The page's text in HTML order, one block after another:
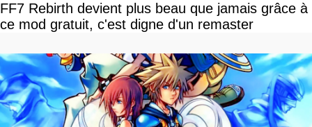
FF7 Rebirth devient plus beau que jamais grâce à
ce mod gratuit, c'est digne d'un remaster